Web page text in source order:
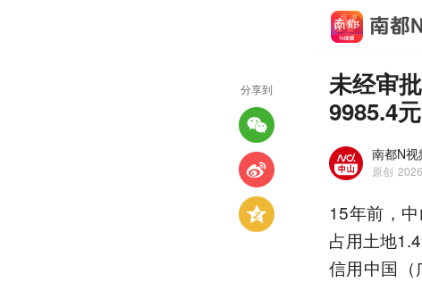
未经审
9985.4元
南都N视
原创
15年前，
占用土地
信用中国（
分享到